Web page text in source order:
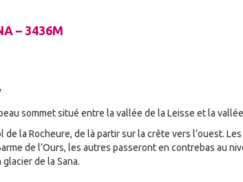
– 3436M
sommet situé entre la vallée de la Leisse et la
de la Rocheure, de là partir sur la crête vers l’ouest.
de l’Ours, les autres passeront en contrebas au
de la Sana.